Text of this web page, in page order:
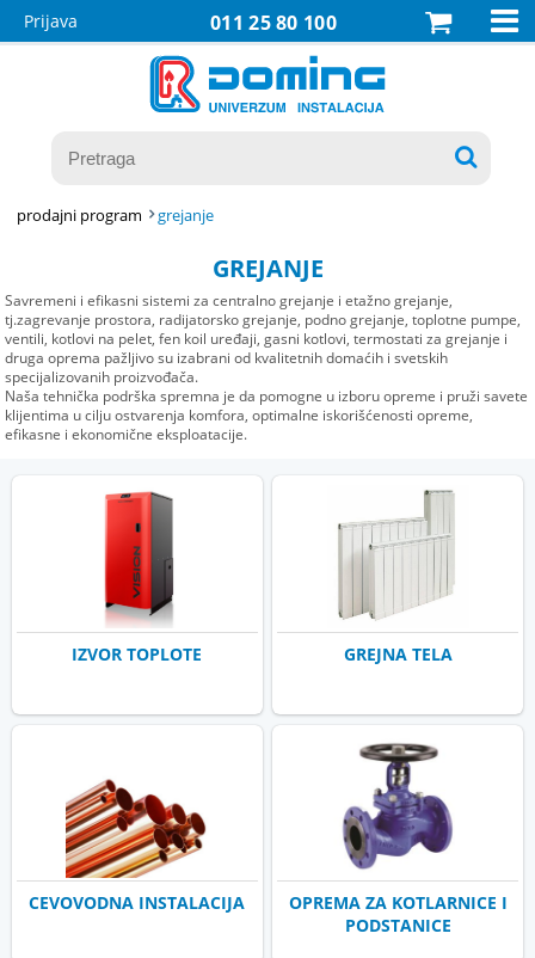
011 25 80 100
Prijava 

prodajni program grejanje
GREJANJE
Savremeni i efikasni sistemi za centralno grejanje i etažno grejanje,
tj.zagrevanje prostora, radijatorsko grejanje, podno grejanje, toplotne pumpe,
ventili, kotlovi na pelet, fen koil uređaji, gasni kotlovi, termostati za grejanje i
druga oprema pažljivo su izabrani od kvalitetnih domaćih i svetskih
specijalizovanih proizvođača.
Naša tehnička podrška spremna je da pomogne u izboru opreme i pruži savete
klijentima u cilju ostvarenja komfora, optimalne iskorišćenosti opreme,
efikasne i ekonomične eksploatacije.
IZVOR TOPLOTE GREJNA TELA
CEVOVODNA INSTALACIJA
OPREMA ZA KOTLARNICE I
PODSTANICE